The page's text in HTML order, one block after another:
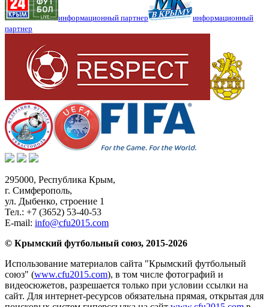
информационный партнер
информационный
партнер
295000, Республика Крым,
г. Симферополь,
ул. Дыбенко, строение 1
Тел.: +7 (3652) 53-40-53
E-mail: info@cfu2015.com
© Крымский футбольный союз, 2015-2026
Использование материалов сайта "Крымский футбольный
союз" (www.cfu2015.com), в том числе фотографий и
видеосюжетов, разрешается только при условии ссылки на
сайт. Для интернет-ресурсов обязательна прямая, открытая для